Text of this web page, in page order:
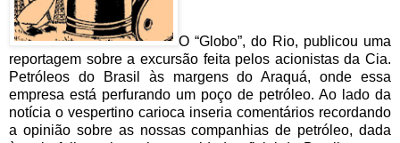
O “Globo”, do Rio, publicou uma
reportagem sobre a excursão feita pelos acionistas da Cia.
Petróleos do Brasil às margens do Araquá, onde essa
empresa está perfurando um poço de petróleo. Ao lado da
notícia o vespertino carioca inseria comentários recordando
a opinião sobre as nossas companhias de petróleo, dada